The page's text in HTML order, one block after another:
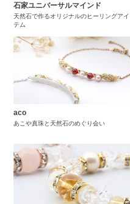
石家ユニバーサルマインド
天然石で作るオリジナルのヒーリングアイ
テム
aco
あこや真珠と天然石のめぐり会い